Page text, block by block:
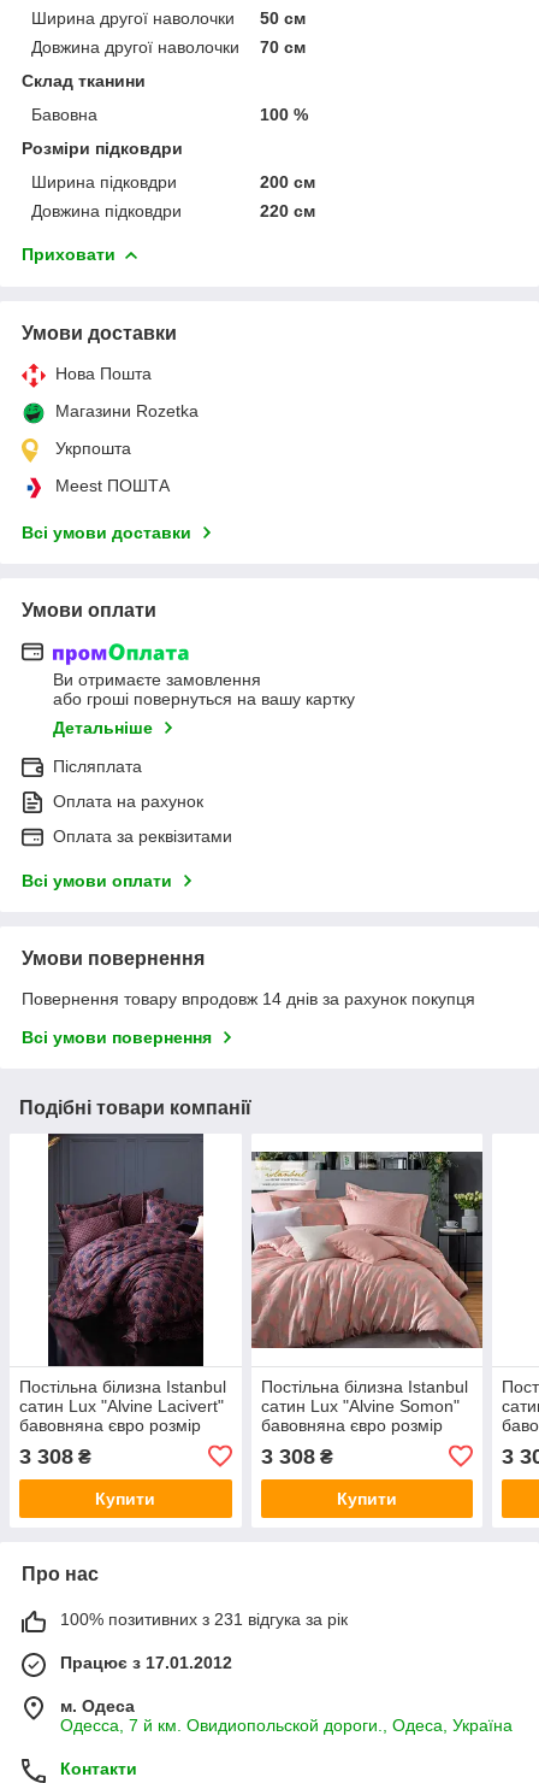
Ширина другої наволочки
50 см
Довжина другої наволочки
70 см
Склад тканини
Бавовна
100 %
Розміри підковдри
Ширина підковдри
200 см
Довжина підковдри
220 см
Приховати
Умови доставки
Нова Пошта
Магазини Rozetka
Укрпошта
Meest ПОШТА
Всі умови доставки
Умови оплати
Ви отримаєте замовлення
або гроші повернуться на вашу картку
Детальніше
Післяплата
Оплата на рахунок
Оплата за реквізитами
Всі умови оплати
Умови повернення
Повернення товару впродовж 14 днів за рахунок покупця
Всі умови повернення
Подібні товари компанії
Постільна білизна Istanbul
сатин Lux "Alvine Lacivert"
бавовняна євро розмір
3 308 ₴
Купити
Постільна білизна Istanbul
сатин Lux "Alvine Somon"
бавовняна євро розмір
3 308₴
Купити
3
Про нас
100% позитивних з 231 відгука за рік
Працює з 17.01.2012
м. Одеса
Одесса, 7 й км. Овидиопольской дороги., Одеса, Україна
Контакти